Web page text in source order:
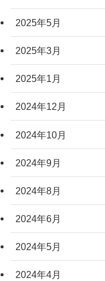
2025年5月
2025年3月
2025年1月
2024年12月
2024年10月
2024年9月
2024年8月
2024年6月
2024年5月
2024年4月